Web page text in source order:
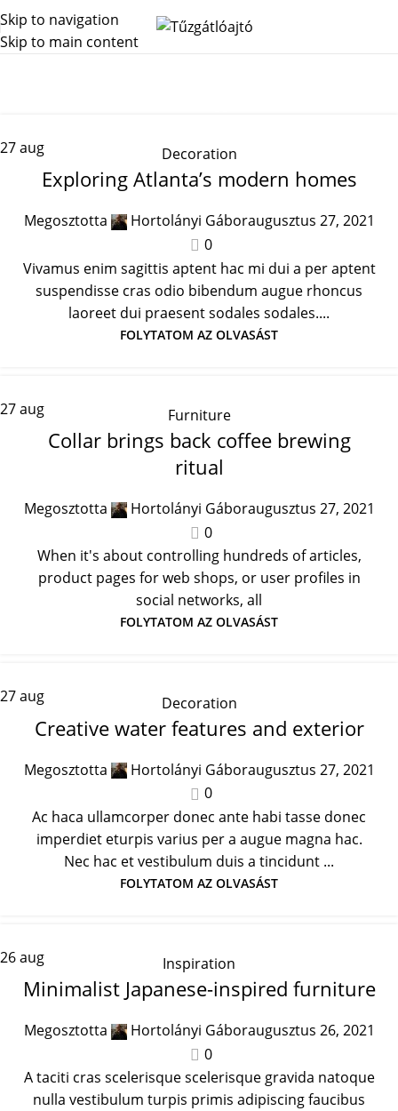
Skip to navigation
Skip to main content
27aug Decoration
Exploring Atlanta’s modern homes
Megosztotta Hortolányi Gáboraugusztus 27, 2021
0
Vivamus enim sagittis aptent hac mi dui a per aptent
suspendisse cras odio bibendum augue rhoncus
laoreet dui praesent sodales sodales....
FOLYTATOM AZ OLVASÁST
27aug Furniture
Collar brings back coffee brewing
ritual
Megosztotta Hortolányi Gáboraugusztus 27, 2021
0
When it's about controlling hundreds of articles,
product pages for web shops, or user profiles in
social networks, all
FOLYTATOM AZ OLVASÁST
27aug Decoration
Creative water features and exterior
Megosztotta Hortolányi Gáboraugusztus 27, 2021
0
Ac haca ullamcorper donec ante habi tasse donec
imperdiet eturpis varius per a augue magna hac.
Nec hac et vestibulum duis a tincidunt ...
FOLYTATOM AZ OLVASÁST
26aug Inspiration
Minimalist Japanese-inspired furniture
Megosztotta Hortolányi Gáboraugusztus 26, 2021
0
A taciti cras scelerisque scelerisque gravida natoque
nulla vestibulum turpis primis adipiscing faucibus